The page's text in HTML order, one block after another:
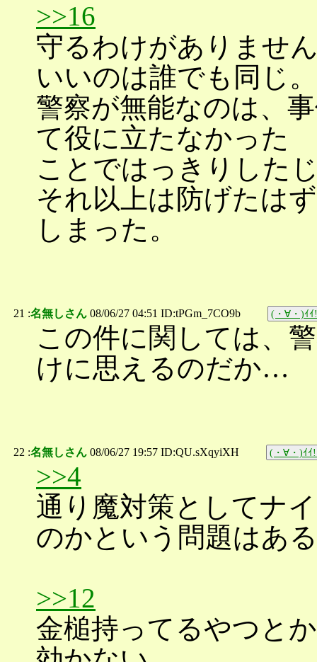
>>16
守るわけがありませ
いいのは誰でも同じ。
警察が無能なのは、
て役に立たなかった
ことではっきりした
それ以上は防げたは
しまった。
21 :名無しさん 08/06/27 04:51 ID:tPGm_7CO9b (・∀・)ｲ
この件に関しては、
けに思えるのだか…
22 :名無しさん 08/06/27 19:57 ID:QU.sXqyiXH (・∀・)ｲｲ
>>4
通り魔対策としてナ
のかという問題はあ
>>12
金槌持ってるやつと